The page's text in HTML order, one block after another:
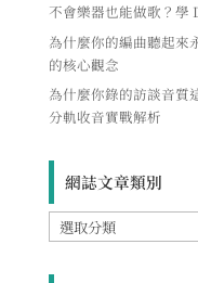
不會樂器也能做歌？學
為什麼你的編曲聽起來
的核心觀念
為什麼你錄的訪談音
分軌收音實戰解析
網誌文章類別
網
誌